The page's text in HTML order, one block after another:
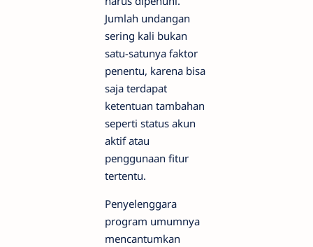
Jumlah undangan
sering kali bukan
satu-satunya faktor
penentu, karena bisa
saja terdapat
ketentuan tambahan
seperti status akun
aktif atau
penggunaan fitur
tertentu.
Penyelenggara
program umumnya
mencantumkan